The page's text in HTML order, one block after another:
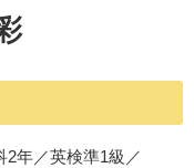
年／英検準1級／